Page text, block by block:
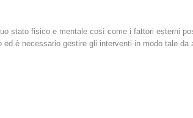
stato fisico e mentale così come i fattori esterni
è necessario gestire gli interventi in modo tale